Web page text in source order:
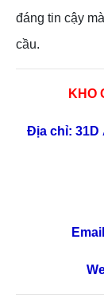
đáng tin cậy
cầu.
KHO
Địa chỉ: 31D